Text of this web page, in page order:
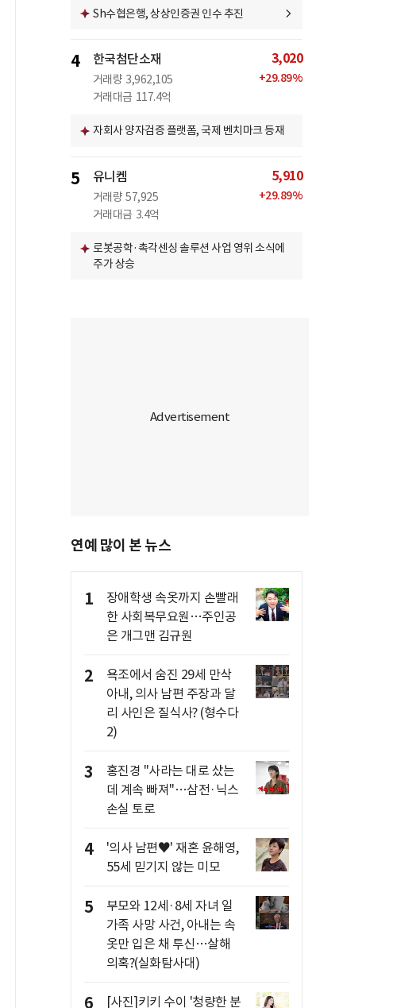
Sh수협은행, 상상인증권 인수 추진
4 한국첨단소재
거래량 3,962,105
거래대금 117.4억
3,020
+29.89%
자회사 양자검증 플랫폼, 국제 벤치마크 등재
5 유니켐
거래량 57,925
거래대금 3.4억
5,910
+29.89%
로봇공학·촉각센싱 솔루션 사업 영위 소식에
주가 상승
연예 많이 본 뉴스
1
장애학생 속옷까지 손빨래
한 사회복무요원…주인공
은 개그맨 김규원
2
욕조에서 숨진 29세 만삭
아내, 의사 남편 주장과 달
리 사인은 질식사? (형수다
2)
3
홍진경 "사라는 대로 샀는
데 계속 빠져"…삼전·닉스
손실 토로
4
'의사 남편♥' 재혼 윤해영,
55세 믿기지 않는 미모
5
부모와 12세·8세 자녀 일
가족 사망 사건, 아내는 속
옷만 입은 채 투신…살해
의혹?(실화탐사대)
6 [사진]키키 수이 '청량한 분